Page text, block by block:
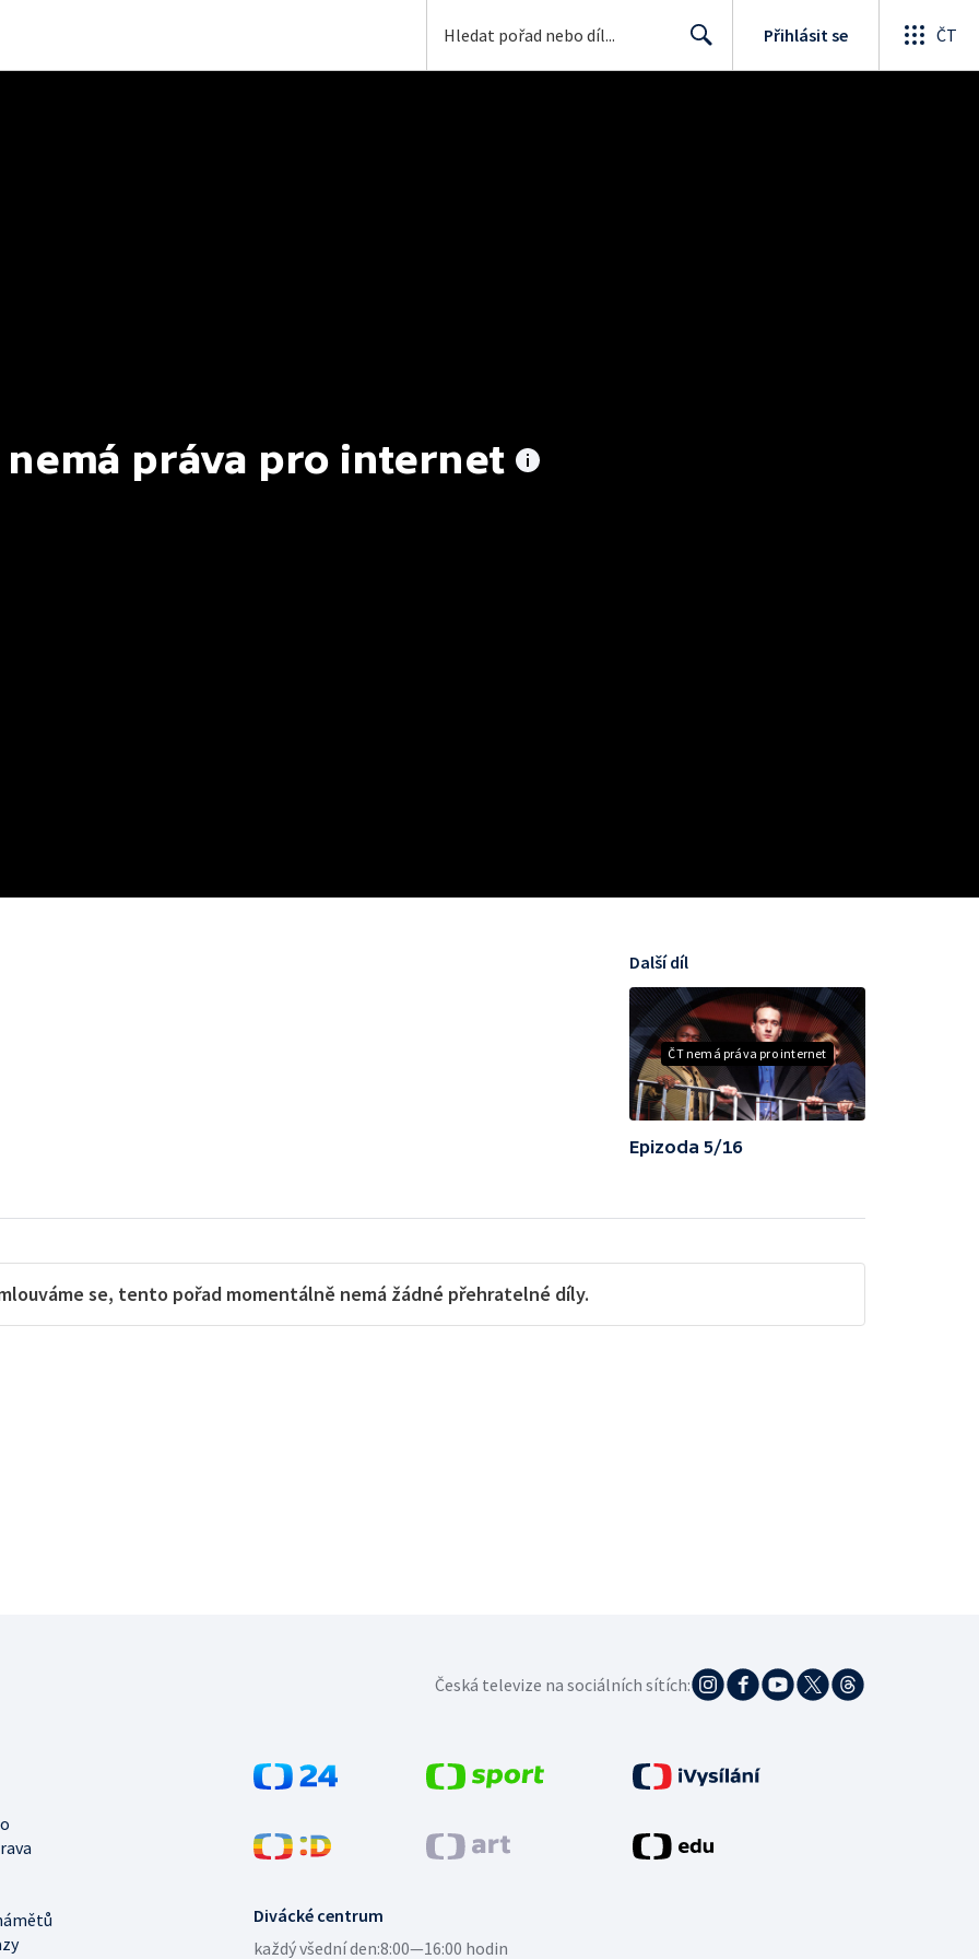
Přihlásit se ČT
nemá práva pro internet
ČT nemá práva pro internet
Další díl
Epizoda 5/16
se, tento pořad momentálně nemá žádné přehratelné díly.
Divácké centrum
každý všední den:8:00—16:00 hodin
Česká televize na sociálních sítích: